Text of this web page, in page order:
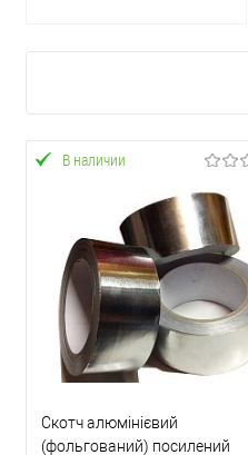
В наличии
Скотч алюмінієвий
(фольгований) посилений